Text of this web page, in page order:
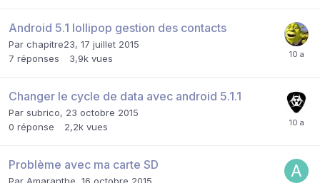
Android 5.1 lollipop gestion des contacts
Par chapitre23, 17 juillet 2015
7 réponses 3,9k vues
Changer le cycle de data avec android 5.1.1
Par subrico, 23 octobre 2015
0 réponse 2,2k vues
Problème avec ma carte SD